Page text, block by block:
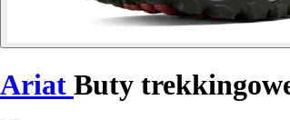
Ariat Buty